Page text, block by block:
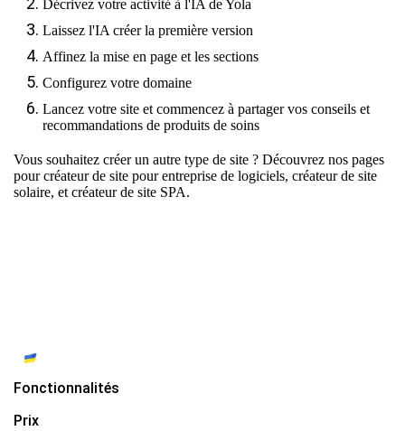
Décrivez votre activité à l'IA de Yola
Laissez l'IA créer la première version
Affinez la mise en page et les sections
Configurez votre domaine
Lancez votre site et commencez à partager vos conseils et
recommandations de produits de soins
Vous souhaitez créer un autre type de site ? Découvrez nos pages
pourcréateur de site pour entreprise de logiciels, créateur de site
solaire, et créateur de site SPA.
Fonctionnalités
Prix